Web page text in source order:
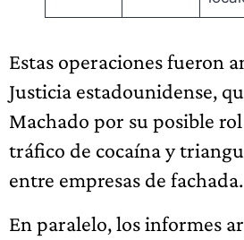
Estas operaciones fueron
Justicia estadounidense,
Machado por su posible
tráfico de cocaína y
entre empresas de fachada.
En paralelo, los informes